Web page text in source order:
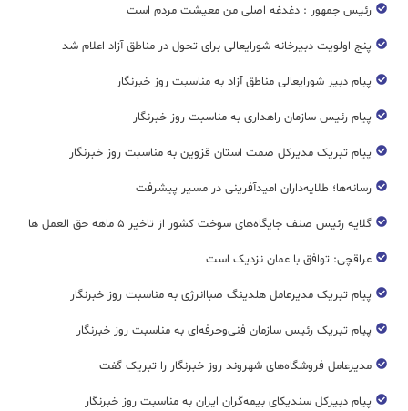
رئیس جمهور : دغدغه اصلی من معیشت مردم است
پنج اولویت دبیرخانه شورایعالی برای تحول در مناطق آزاد اعلام شد
پیام دبیر شورایعالی مناطق آزاد به مناسبت روز خبرنگار
پیام رئیس سازمان راهداری به مناسبت روز خبرنگار
پیام تبریک مدیرکل صمت استان قزوین به مناسبت روز خبرنگار
رسانه‌ها؛ طلایه‌داران امیدآفرینی در مسیر پیشرفت
گلایه رئیس صنف جایگاه‌های سوخت کشور از تاخیر ۵ ماهه حق العمل ها
عراقچی: توافق با عمان نزدیک است
پیام تبریک مدیرعامل هلدینگ صباانرژی به مناسبت روز خبرنگار
پیام تبریک رئیس سازمان فنی‌و‌حرفه‌ای به مناسبت روز خبرنگار
مدیرعامل فروشگاه‌های شهروند روز خبرنگار را تبریک گفت
پیام دبیرکل سندیکای بیمه‌گران ایران به مناسبت روز خبرنگار